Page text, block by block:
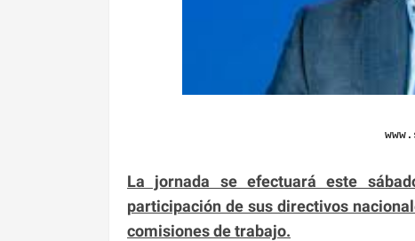
La jornada se efectuará este
participación de sus directivos
comisiones de trabajo.